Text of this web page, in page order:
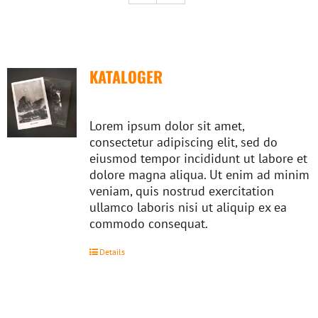
Kontakt KATALOGER
Lorem ipsum dolor sit amet,
consectetur adipiscing elit, sed do
eiusmod tempor incididunt ut labore et
dolore magna aliqua. Ut enim ad minim
veniam, quis nostrud exercitation
ullamco laboris nisi ut aliquip ex ea
commodo consequat.
Details